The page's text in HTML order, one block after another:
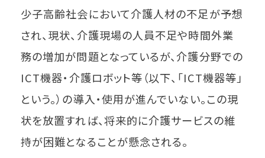
少子高齢社会において介護人材の不足が予想
され、現状、介護現場の人員不足や時間外業
務の増加が問題となっているが、介護分野での
ICT機器・介護ロボット等（以下、「ICT機器等」
という。）の導入・使用が進んでいない。この現
状を放置すれば、将来的に介護サービスの維
持が困難となることが懸念される。